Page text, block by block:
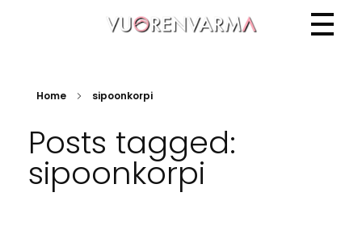
Home sipoonkorpi
Posts tagged:
sipoonkorpi